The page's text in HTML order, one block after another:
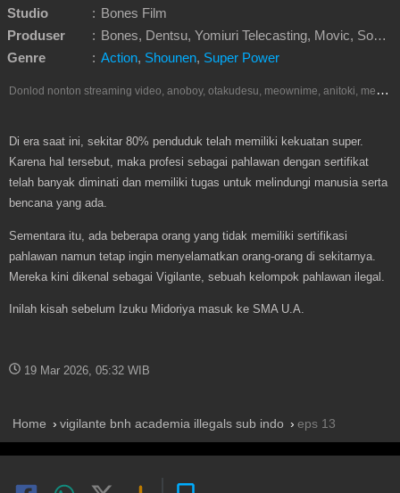
Studio
: Bones Film
Produser
:
Bones, Dentsu, Yomiuri Telecasting, Movic, Sony Music Entertainment, Shueisha
Genre
: Action, Shounen, Super Power
D
onlod nonton streaming video, anoboy, otakudesu, meownime, anitoki, meguminime, melody, oploverz, anoboy, nimegami, unduh, riie net, drivenime, myanimelist, MAL, kusonime, neonime, bstation, maxnime, animeindo, Netflix, crunchyroll, neonime, samehadaku, streaming, otakupoi, awsubs, anibatch, anikyojin, nekonime, kurogaze, zippyshare, vidio google drive, Muse Indonesia, iQIYI, Viu, Ani-One Asia, Animenonton, Otaku desu, Mangaku, Anibatch,Vidio, Genflix, Amazon Prime Video, Terlengkap Google Drive 240p, 3GP, Muse Indonesia.
Di era saat ini, sekitar 80% penduduk telah memiliki kekuatan super.
Karena hal tersebut, maka profesi sebagai pahlawan dengan sertifikat
telah banyak diminati dan memiliki tugas untuk melindungi manusia serta
bencana yang ada.
Sementara itu, ada beberapa orang yang tidak memiliki sertifikasi
pahlawan namun tetap ingin menyelamatkan orang-orang di sekitarnya.
Mereka kini dikenal sebagai Vigilante, sebuah kelompok pahlawan ilegal.
Inilah kisah sebelum Izuku Midoriya masuk ke SMA U.A.
19 Mar 2026, 05:32 WIB
Home vigilante bnh academia illegals sub indo eps 13